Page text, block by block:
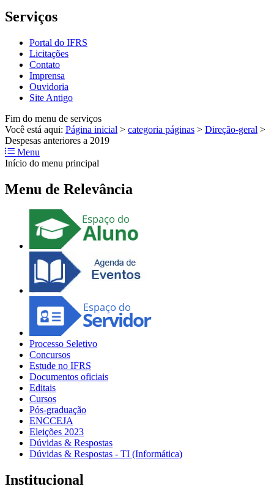
Serviços
Portal do IFRS
Licitações
Contato
Imprensa
Ouvidoria
Site Antigo
Fim do menu de serviços
Você está aqui: Página inicial > categoria páginas > Direção-geral >
Despesas anteriores a 2019
Menu
Início do menu principal
Menu de Relevância
Processo Seletivo
Concursos
Estude no IFRS
Documentos oficiais
Editais
Cursos
Pós-graduação
ENCCEJA
Eleições 2023
Dúvidas & Respostas
Dúvidas & Respostas - TI (Informática)
Institucional